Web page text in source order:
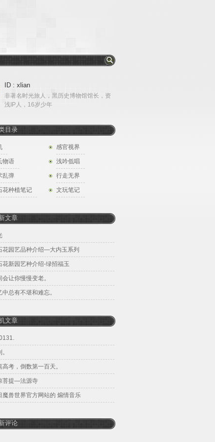
ID : xlian
非著名时光旅人，黑历史博物馆馆长，资
浅IP人，16岁少年
目录
感官视界
物语 浅吟低唱
乱弹 行走无界
花种植笔记 文玩笔记
文章
花园艺品种介绍—大内玉系列
花新园艺种介绍-绿招福玉
会让你慢慢变老。
中总有不堪和难忘。
文章
高考，倒数第一百天。
菩提—法源寺
魔兽世界官方网站的 煽情音乐
评论